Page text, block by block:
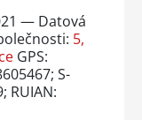
— Datová
5,
GPS:
S-
RUIAN: